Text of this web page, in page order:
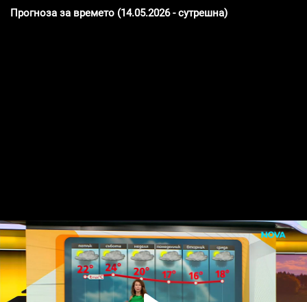
Прогноза за времето (14.05.2026 - сутрешна)